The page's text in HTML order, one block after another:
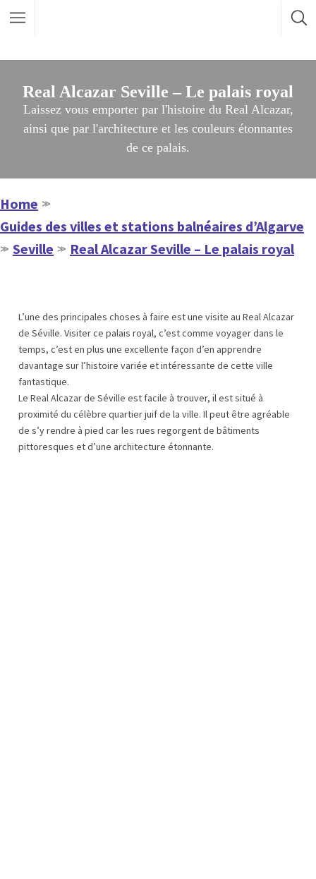
Real Alcazar Seville – Le palais royal
Laissez vous emporter par l'histoire du Real Alcazar,
ainsi que par l'architecture et les couleurs étonnantes
de ce palais.
Home ≫
Guides des villes et stations balnéaires d’Algarve
≫ Seville ≫ Real Alcazar Seville – Le palais royal
L’une des principales choses à faire est une visite au Real Alcazar
de Séville. Visiter ce palais royal, c’est comme voyager dans le
temps, c’est en plus une excellente façon d’en apprendre
davantage sur l’histoire variée et intéressante de cette ville
fantastique.
Le Real Alcazar de Séville est facile à trouver, il est situé à
proximité du célèbre quartier juif de la ville. Il peut être agréable
de s’y rendre à pied car les rues regorgent de bâtiments
pittoresques et d’une architecture étonnante.